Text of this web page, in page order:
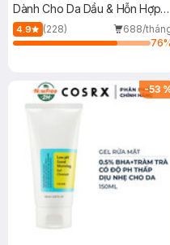
Dành Cho Da Dầu & Hỗn Hợp
500ml
4.9 (228)
688/
76
-53